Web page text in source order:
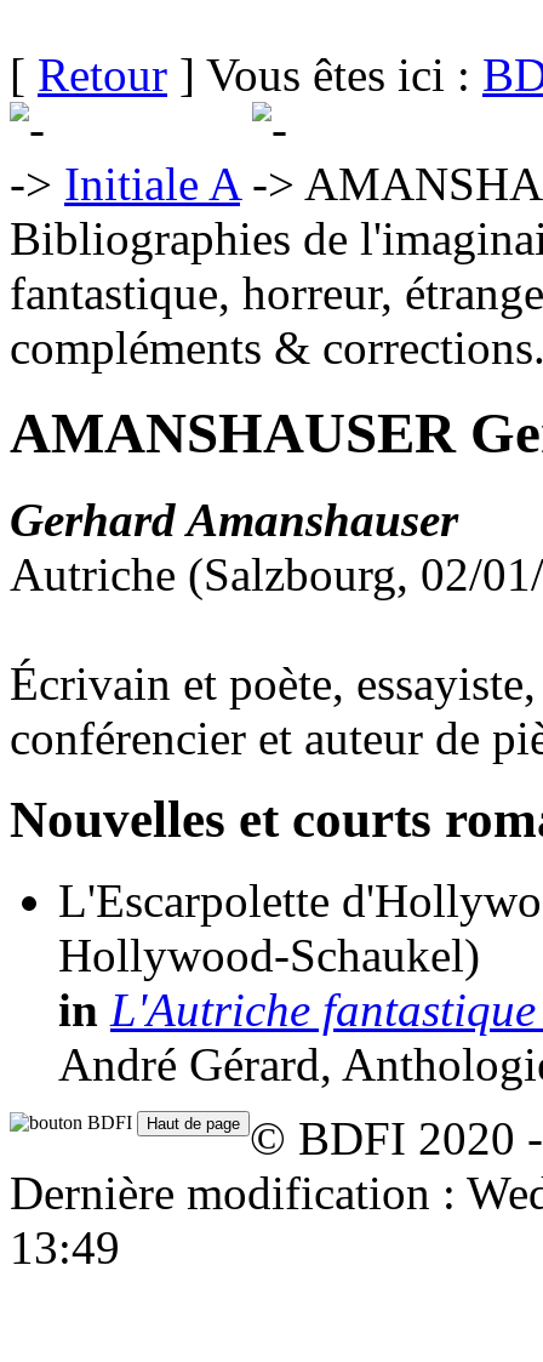
[ Retour ] Vous êtes ici :
Initiale A
Bibliographies de
fantastique, horreur,
compléments &
AMANSHAUSER
Gerhard Amanshauser
Autriche (Salzbourg, 02/
Écrivain et poète,
conférencier et auteur de
Nouvelles et courts
L'Escarpolette
Hollywood-Schaukel)
in L'Autriche
André Gérard,
© BDFI 2020
Dernière modification :
13:49